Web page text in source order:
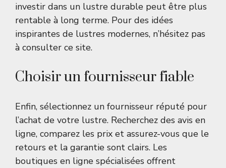
investir dans un lustre durable peut être plus
rentable à long terme. Pour des idées
inspirantes de lustres modernes, n’hésitez pas
à consulter ce site.
Choisir un fournisseur fiable
Enfin, sélectionnez un fournisseur réputé pour
l’achat de votre lustre. Recherchez des avis en
ligne, comparez les prix et assurez-vous que le
retours et la garantie sont clairs. Les
boutiques en ligne spécialisées offrent